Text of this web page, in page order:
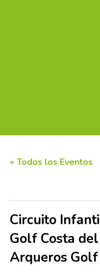
« Todos los Eventos
Circuito
Golf Costa
Arqueros